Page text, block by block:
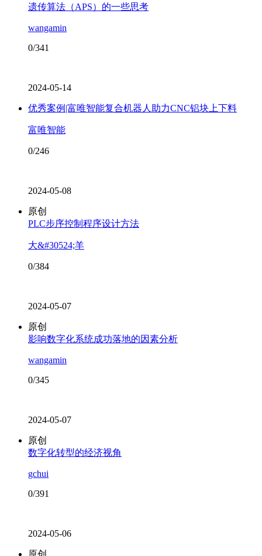
遗传算法（APS）的一些思考
wangamin
0/341
2024-05-14
优秀案例|富唯智能复合机器人助力CNC铝块上下料
富唯智能
0/246
2024-05-08
原创
PLC步序控制程序设计方法
大&#30524;羊
0/384
2024-05-07
原创
影响数字化系统成功落地的因素分析
wangamin
0/345
2024-05-07
原创
数字化转型的经济视角
gchui
0/391
2024-05-06
原创